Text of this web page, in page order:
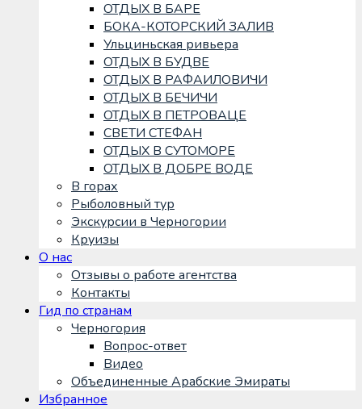
ОТДЫХ В БАРЕ
БОКА-КОТОРСКИЙ ЗАЛИВ
Ульциньская ривьера
ОТДЫХ В БУДВЕ
ОТДЫХ В РАФАИЛОВИЧИ
ОТДЫХ В БЕЧИЧИ
ОТДЫХ В ПЕТРОВАЦЕ
СВЕТИ СТЕФАН
ОТДЫХ В СУТОМОРЕ
ОТДЫХ В ДОБРЕ ВОДЕ
В горах
Рыболовный тур
Экскурсии в Черногории
Круизы
О нас
Отзывы о работе агентства
Контакты
Гид по странам
Черногория
Вопрос-ответ
Видео
Объединенные Арабские Эмираты
Избранное